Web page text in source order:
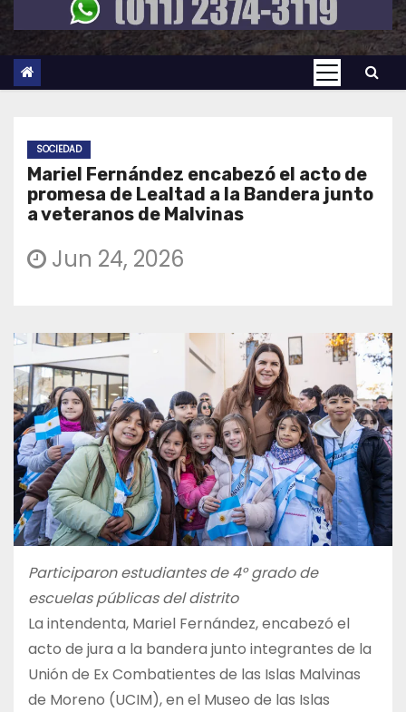
SOCIEDAD
Mariel Fernández encabezó el acto de
promesa de Lealtad a la Bandera junto
a veteranos de Malvinas
Jun 24, 2026
Participaron estudiantes de 4° grado de
escuelas públicas del distrito
La intendenta, Mariel Fernández, encabezó el
acto de jura a la bandera junto integrantes de la
Unión de Ex Combatientes de las Islas Malvinas
de Moreno (UCIM), en el Museo de las Islas